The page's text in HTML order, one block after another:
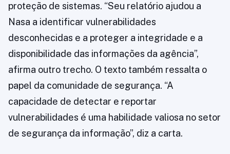
proteção de sistemas. “Seu relatório ajudou a
Nasa a identificar vulnerabilidades
desconhecidas e a proteger a integridade e a
disponibilidade das informações da agência”,
afirma outro trecho. O texto também ressalta o
papel da comunidade de segurança. “A
capacidade de detectar e reportar
vulnerabilidades é uma habilidade valiosa no setor
de segurança da informação”, diz a carta.